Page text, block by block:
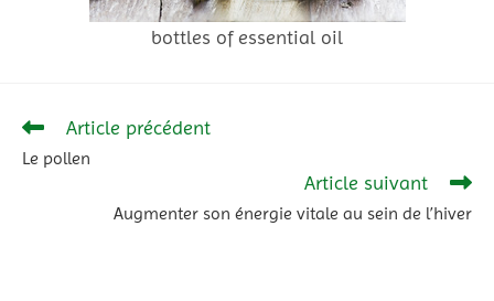
bottles of essential oil
Article précédent
Le pollen
Article suivant
Augmenter son énergie vitale au sein de l’hiver